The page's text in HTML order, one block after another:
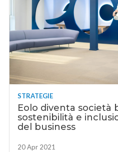
STRATEGIE
Eolo diventa società
sostenibilità e
del business
20 Apr 2021